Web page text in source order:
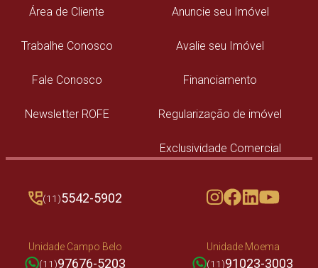
Área de Cliente
Trabalhe Conosco
Fale Conosco
Newsletter ROFE
Anuncie seu Imóvel
Avalie seu Imóvel
Financiamento
Regularização de imóvel
Exclusividade Comercial
(11)5542-5902
Unidade Campo Belo
(11)97676-5203
Unidade Moema
(11)91023-3003